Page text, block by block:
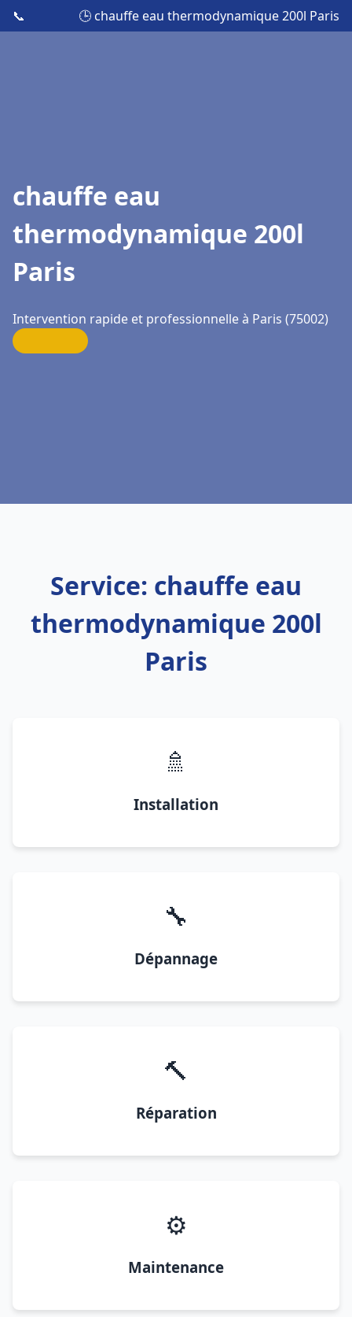
📞 🕒 chauffe eau thermodynamique 200l Paris
chauffe eau
thermodynamique 200l
Paris
Intervention rapide et professionnelle à Paris (75002)
Service: chauffe eau
thermodynamique 200l
Paris
🚿
Installation
🔧
Dépannage
🔨
Réparation
⚙️
Maintenance